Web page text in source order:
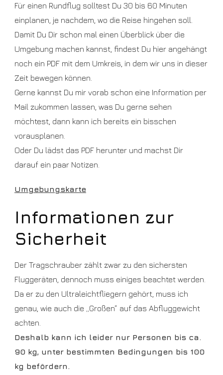
Für einen Rundflug solltest Du 30 bis 60 Minuten
einplanen, je nachdem, wo die Reise hingehen soll.
Damit Du Dir schon mal einen Überblick über die
Umgebung machen kannst, findest Du hier angehängt
noch ein PDF mit dem Umkreis, in dem wir uns in dieser
Zeit bewegen können.
Gerne kannst Du mir vorab schon eine Information per
Mail zukommen lassen, was Du gerne sehen
möchtest, dann kann ich bereits ein bisschen
vorausplanen.
Oder Du lädst das PDF herunter und machst Dir
darauf ein paar Notizen.
Umgebungskarte
Informationen zur
Sicherheit
Der Tragschrauber zählt zwar zu den sichersten
Fluggeräten, dennoch muss einiges beachtet werden.
Da er zu den Ultraleichtfliegern gehört, muss ich
genau, wie auch die „Großen“ auf das Abfluggewicht
achten.
Deshalb kann ich leider nur Personen bis ca.
90 kg, unter bestimmten Bedingungen bis 100
kg befördern.